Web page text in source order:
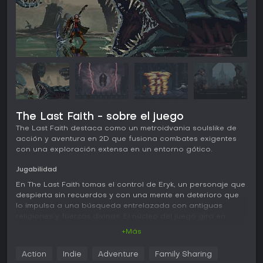
The Last Faith - sobre el juego
The Last Faith destaca como un metroidvania soulslike de
acción y aventura en 2D que fusiona combates exigentes
con una exploración extensa en un entorno gótico.
Jugabilidad
En The Last Faith tomas el control de Eryk, un personaje que
despierta sin recuerdos y con una mente en deterioro que
lo impulsa a una búsqueda entrelazada con antiguas
parrys, esquives y ataques frente a enemigos formidables y
+Más
Action Indie Adventure Family Sharing